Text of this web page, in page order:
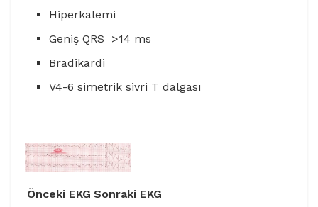
Hiperkalemi
Geniş QRS >14 ms
Bradikardi
V4-6 simetrik sivri T dalgası
Önceki EKG Sonraki EKG